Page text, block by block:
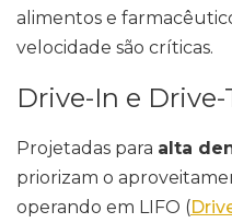
alimentos e
velocidade são críticas.
Drive-In e
Projetadas para alta
priorizam o
operando em LIFO (